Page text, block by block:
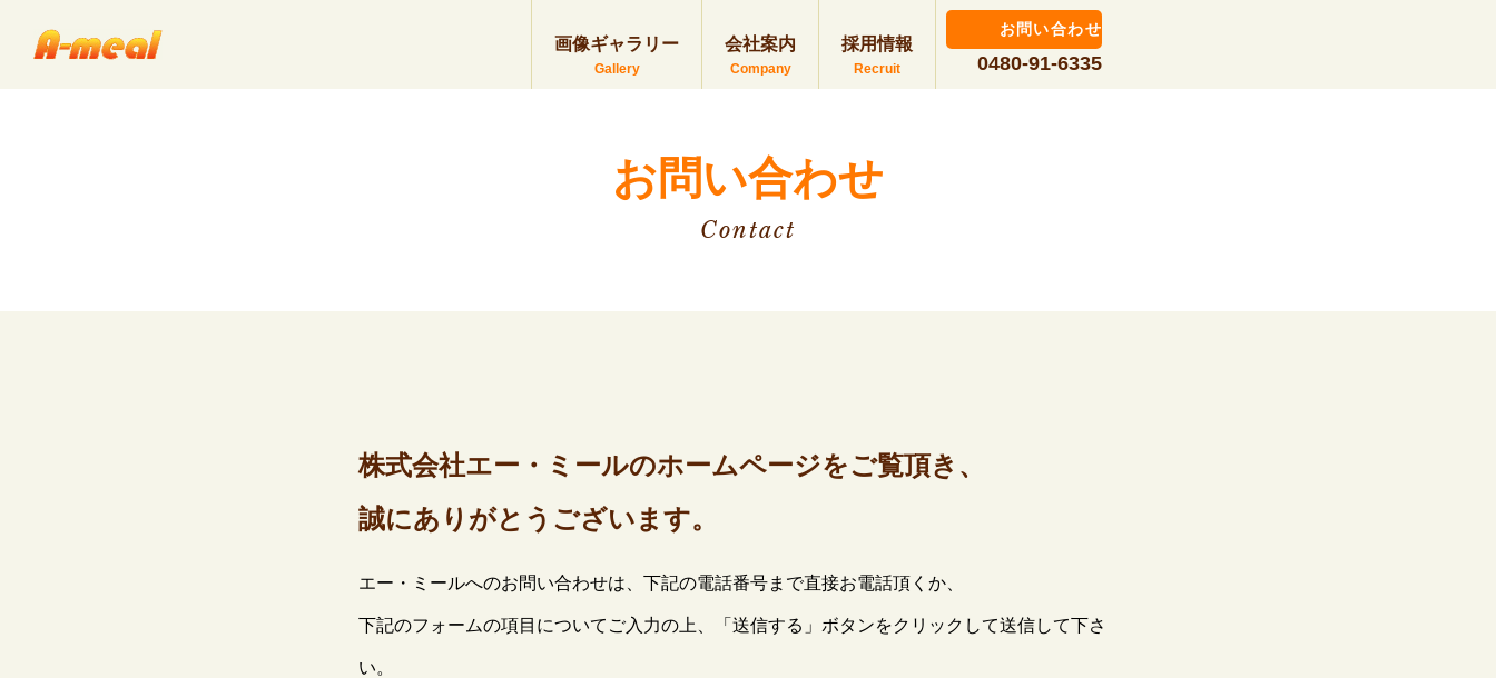
画像ギャラリー 会社案内 採用情報
お問い合わせ
0480-91-6335
お問い合わせ
Contact
株式会社エー・ミールのホームページをご覧頂き、
誠にありがとうございます。
エー・ミールへのお問い合わせは、下記の電話番号まで直接お電話頂くか、
下記のフォームの項目についてご入力の上、「送信する」ボタンをクリックして送信して下さ
い。